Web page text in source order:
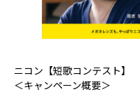
ニコン【短歌コンテスト】
＜キャンペーン概要＞